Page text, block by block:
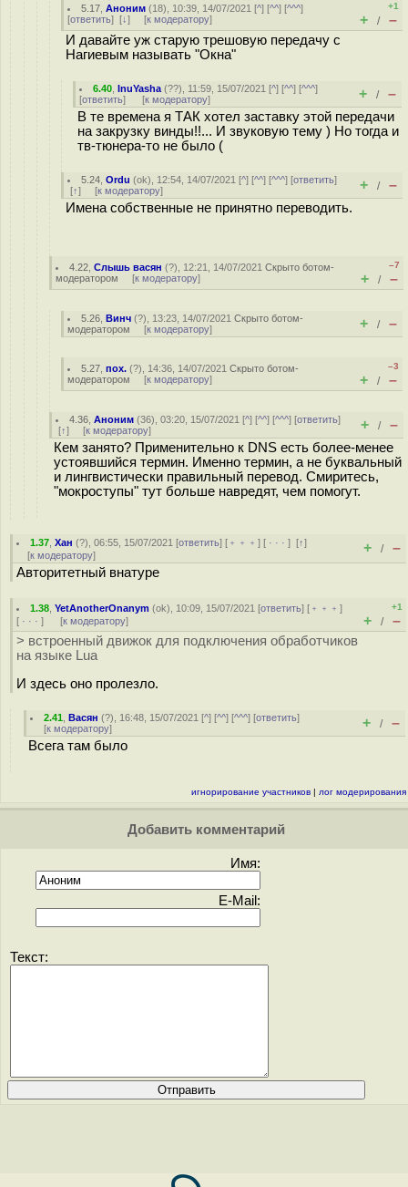
5.17 ,Аноним (18), 10:39, 14/07/2021 [^] [^^] [^^^]
[ответить] [↓] [к модератору]
+1
+ / –
И давайте уж старую трешовую передачу с
Нагиевым называть "Окна"
6.40 ,InuYasha (??), 11:59, 15/07/2021 [^] [^^] [^^^]
[ответить] [к модератору] + / –
В те времена я ТАК хотел заставку этой передачи
на закрузку винды!!... И звуковую тему ) Но тогда и
тв-тюнера-то не было (
5.24 ,Ordu (ok), 12:54, 14/07/2021 [^] [^^] [^^^] [ответить]
[↑] [к модератору] + / –
Имена собственные не принятно переводить.
4.22 ,Слышь васян (?), 12:21, 14/07/2021Скрыто ботом-
модератором [к модератору]
–7
+ / –
5.26 ,Винч (?), 13:23, 14/07/2021Скрыто ботом-
модератором [к модератору] + / –
5.27 ,пох. (?), 14:36, 14/07/2021Скрыто ботом-
модератором [к модератору]
–3
+ / –
4.36 ,Аноним (36), 03:20, 15/07/2021 [^] [^^] [^^^] [ответить]
[↑] [к модератору] + / –
Кем занято? Применительно к DNS есть более-менее
устоявшийся термин. Именно термин, а не буквальный
и лингвистически правильный перевод. Смиритесь,
"мокроступы" тут больше навредят, чем помогут.
1.37 ,Хан (?), 06:55, 15/07/2021 [ответить] [ ﹢﹢﹢] [ · · ·][↑]
[к модератору] + / –
Авторитетный внатуре
1.38 ,YetAnotherOnanym (ok), 10:09, 15/07/2021 [ответить] [ ﹢﹢﹢]
[ · · · ] [к модератору]
+1
+ / –
> встроенный движок для подключения обработчиков
на языке Lua
И здесь оно пролезло.
2.41 ,Васян (?), 16:48, 15/07/2021 [^] [^^] [^^^] [ответить]
[к модератору] + / –
Всега там было
игнорирование участников | лог модерирования
Добавить комментарий
Имя:
E-Mail:
Текст: